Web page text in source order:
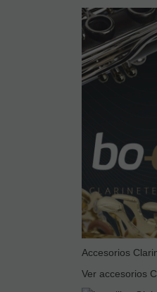
Accesorios
Ver accesorios